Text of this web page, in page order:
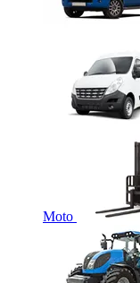
Moto